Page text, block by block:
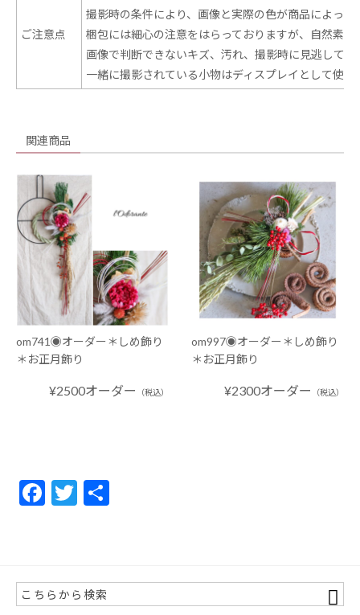
ご注意点
撮影時の条件により、画像と実際の色が商品によって
梱包には細心の注意をはらっておりますが、自然素
画像で判断できないキズ、汚れ、撮影時に見逃して
一緒に撮影されている小物はディスプレイとして使用
関連商品
om741◉オーダー＊しめ飾り
＊お正月飾り
¥2500オーダー （税込）
om997◉オーダー＊しめ飾り
＊お正月飾り
¥2300オーダー （税込）
F
o
T